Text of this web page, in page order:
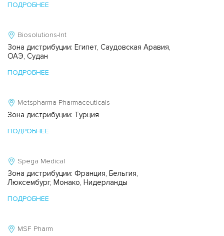
ПОДРОБНЕЕ
Biosolutions-Int
Зона дистрибуции: Египет, Саудовская Аравия,
ОАЭ, Судан
ПОДРОБНЕЕ
Metspharma Pharmaceuticals
Зона дистрибуции: Турция
ПОДРОБНЕЕ
Spega Medical
Зона дистрибуции: Франция, Бельгия,
Люксембург, Монако, Нидерланды
ПОДРОБНЕЕ
MSF Pharm